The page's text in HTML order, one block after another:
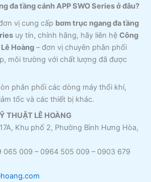
đa tầng cánh APP SWO Series ở đâu?
vị cung cấp bơm trục ngang đa tầng
uy tín, chính hãng, hãy liên hệ Công
Hoàng – đơn vị chuyên phân phối
môi trường với chất lượng đã được
phân phối các dòng máy thổi khí,
tốc và các thiết bị khác.
THUẬT LÊ HOÀNG
Khu phố 2, Phường Bình Hưng Hòa,
065 009 – 0964 505 009 – 0903 679